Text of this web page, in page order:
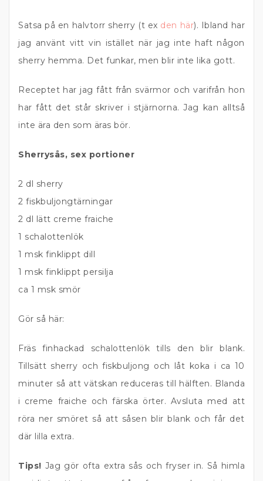
Satsa på en halvtorr sherry (t ex den här). Ibland har
jag använt vitt vin istället när jag inte haft någon
sherry hemma. Det funkar, men blir inte lika gott.
Receptet har jag fått från svärmor och varifrån hon
har fått det står skriver i stjärnorna. Jag kan alltså
inte ära den som äras bör.
Sherrysås, sex portioner
2 dl sherry
2 fiskbuljongtärningar
2 dl lätt creme fraiche
1 schalottenlök
1 msk finklippt dill
1 msk finklippt persilja
ca 1 msk smör
Gör så här:
Fräs finhackad schalottenlök tills den blir blank.
Tillsätt sherry och fiskbuljong och låt koka i ca 10
minuter så att vätskan reduceras till hälften. Blanda
i creme fraiche och färska örter. Avsluta med att
röra ner smöret så att såsen blir blank och får det
där lilla extra.
Tips! Jag gör ofta extra sås och fryser in. Så himla